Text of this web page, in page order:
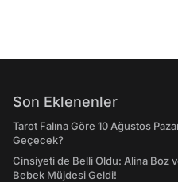
Son Eklenenler
Tarot Falına Göre 10 Ağustos
Geçecek?
Cinsiyeti de Belli Oldu: Alina Boz
Bebek Müjdesi Geldi!